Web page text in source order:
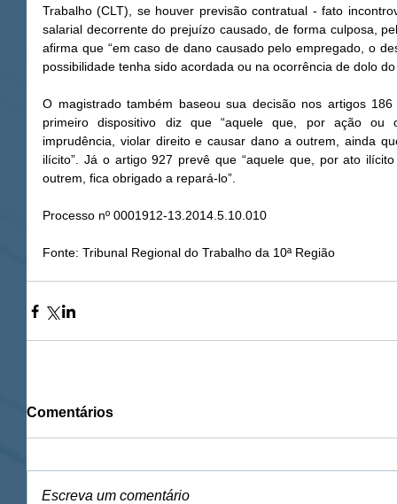
Trabalho (CLT), se houver previsão contratual - fato
salarial decorrente do prejuízo causado, de forma culposa,
afirma que “em caso de dano causado pelo empregado, o
possibilidade tenha sido acordada ou na ocorrência de dolo
O magistrado também baseou sua decisão nos artigos
primeiro dispositivo diz que “aquele que, por ação ou
imprudência, violar direito e causar dano a outrem, ainda
ilícito”. Já o artigo 927 prevê que “aquele que, por ato
outrem, fica obrigado a repará-lo”.
Processo nº 0001912-13.2014.5.10.010
Fonte: Tribunal Regional do Trabalho da 10ª Região
Comentários
Escreva um comentário